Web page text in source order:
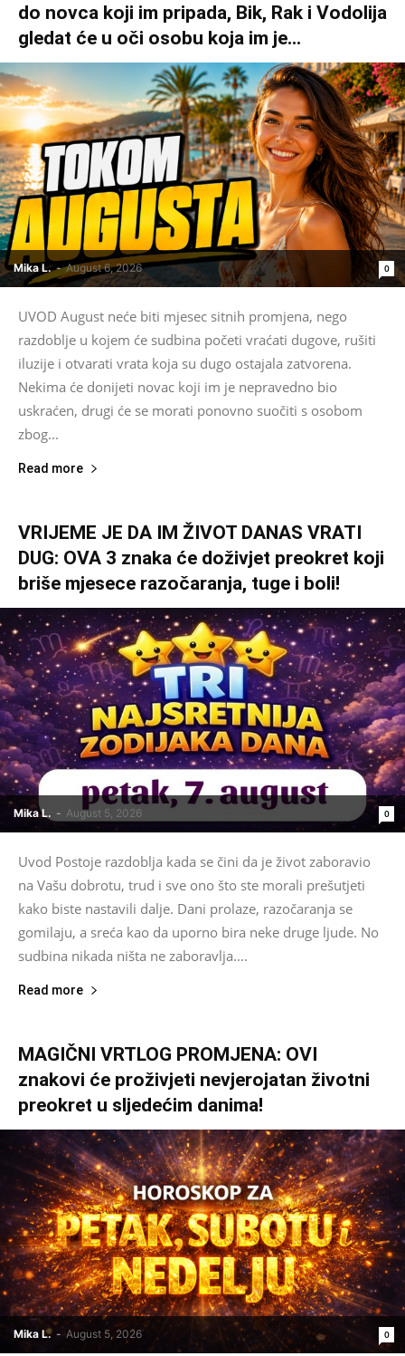
do novca koji im pripada, Bik, Rak i Vodolija
gledat će u oči osobu koja im je...
Mika L. - August 6, 2026 0
UVOD August neće biti mjesec sitnih promjena, nego
razdoblje u kojem će sudbina početi vraćati dugove, rušiti
iluzije i otvarati vrata koja su dugo ostajala zatvorena.
Nekima će donijeti novac koji im je nepravedno bio
uskraćen, drugi će se morati ponovno suočiti s osobom
zbog...
Read more
VRIJEME JE DA IM ŽIVOT DANAS VRATI
DUG: OVA 3 znaka će doživjet preokret koji
briše mjesece razočaranja, tuge i boli!
Mika L. - August 5, 2026 0
Uvod Postoje razdoblja kada se čini da je život zaboravio
na Vašu dobrotu, trud i sve ono što ste morali prešutjeti
kako biste nastavili dalje. Dani prolaze, razočaranja se
gomilaju, a sreća kao da uporno bira neke druge ljude. No
sudbina nikada ništa ne zaboravlja....
Read more
MAGIČNI VRTLOG PROMJENA: OVI
znakovi će proživjeti nevjerojatan životni
preokret u sljedećim danima!
Mika L. - August 5, 2026 0